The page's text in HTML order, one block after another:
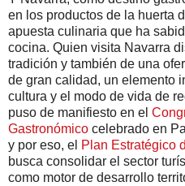
en los productos de la huerta
apuesta culinaria que ha
cocina. Quien visita Navarra
tradición y también de una
de gran calidad, un elemento
cultura y el modo de vida de
puso de manifiesto en el
Gastronómico celebrado en
y por eso, el Plan Estratégico
busca consolidar el sector
como motor de desarrollo